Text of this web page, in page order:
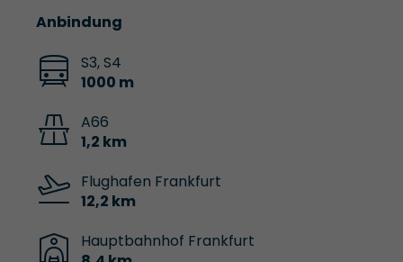
Anbindung
S3, S4
1000 m
A66
1,2 km
Flughafen Frankfurt
12,2 km
Hauptbahnhof Frankfurt